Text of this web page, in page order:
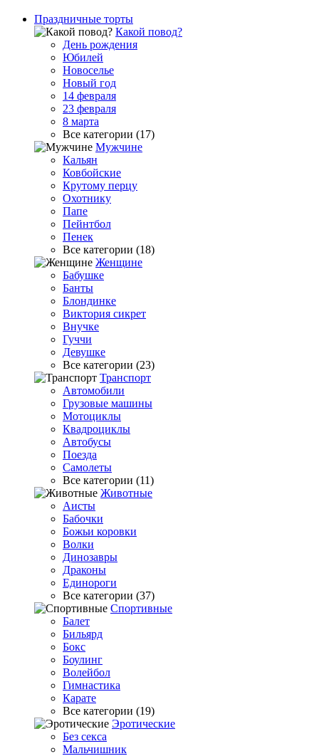
Праздничные торты
Какой повод?
День рождения
Юбилей
Новоселье
Новый год
14 февраля
23 февраля
8 марта
Все категории (17)
Мужчине
Кальян
Ковбойские
Крутому перцу
Охотнику
Папе
Пейнтбол
Пенек
Все категории (18)
Женщине
Бабушке
Банты
Блондинке
Виктория сикрет
Внучке
Гуччи
Девушке
Все категории (23)
Транспорт
Автомобили
Грузовые машины
Мотоциклы
Квадроциклы
Автобусы
Поезда
Самолеты
Все категории (11)
Животные
Аисты
Бабочки
Божьи коровки
Волки
Динозавры
Драконы
Единороги
Все категории (37)
Спортивные
Балет
Бильярд
Бокс
Боулинг
Волейбол
Гимнастика
Карате
Все категории (19)
Эротические
Без секса
Мальчишник